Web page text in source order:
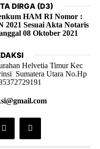
DIRGA (D3)
HAM RI Nomor :
2021 Sesuai Akta Notaris
08 Oktober 2021
Helvetia Timur Kec
Sumatera Utara No.Hp